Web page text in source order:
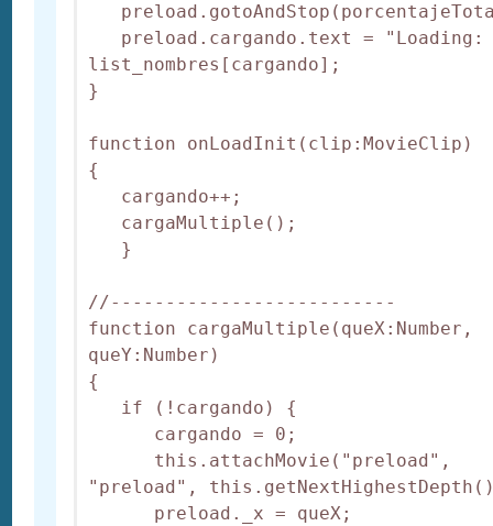
preload.cargando.text =
list_nombres[cargando];
}
function onLoadInit(clip:MovieClip)
{
cargando++;
cargaMultiple();
}
//--------------------------
function cargaMultiple(queX:Number,
queY:Number)
{
if (!cargando) {
cargando = 0;
this.attachMovie("preload",
"preload",
preload._x = queX;